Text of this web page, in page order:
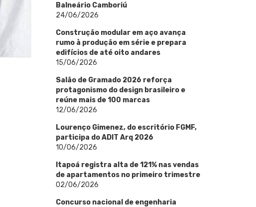
Balneário Camboriú
24/06/2026
Construção modular em aço avança
rumo à produção em série e prepara
edifícios de até oito andares
15/06/2026
Salão de Gramado 2026 reforça
protagonismo do design brasileiro e
reúne mais de 100 marcas
12/06/2026
Lourenço Gimenez, do escritório FGMF,
participa do ADIT Arq 2026
10/06/2026
Itapoá registra alta de 121% nas vendas
de apartamentos no primeiro trimestre
02/06/2026
Concurso nacional de engenharia